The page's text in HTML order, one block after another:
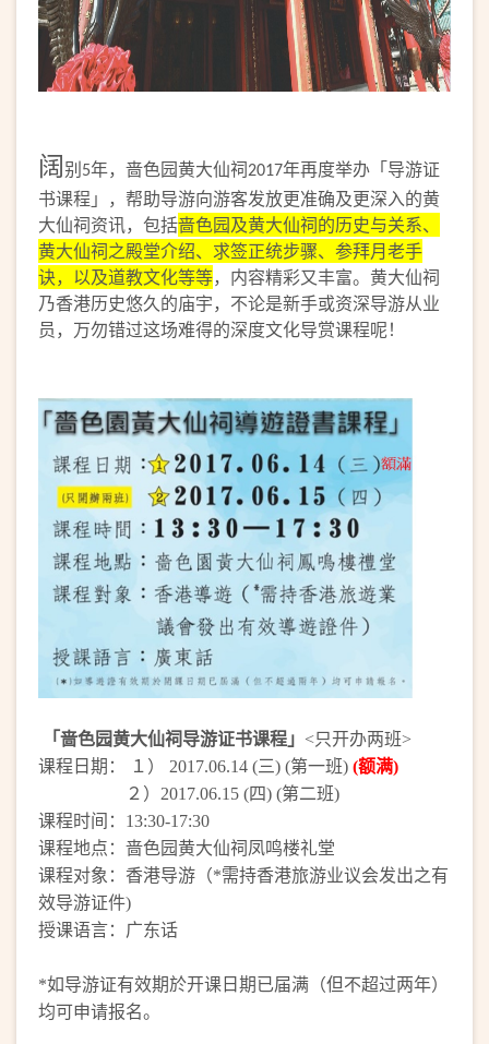
阔别5年，啬色园黄大仙祠2017年再度举办「导游证
书课程」，帮助导游向游客发放更准确及更深入的黄
大仙祠资讯，包括啬色园及黄大仙祠的历史与关系、
黄大仙祠之殿堂介绍、求签正统步骤、参拜月老手
诀，以及道教文化等等，内容精彩又丰富。黄大仙祠
乃香港历史悠久的庙宇，不论是新手或资深导游从业
员，万勿错过这场难得的深度文化导赏课程呢！
「啬色园黄大仙祠导游证书课程」 <只开办两班>
课程日期： １） 2017.06.14 (三) (第一班) (额满)
２）2017.06.15 (四) (第二班)
课程时间：13:30-17:30
课程地点：啬色园黄大仙祠凤鸣楼礼堂
课程对象：香港导游（*需持香港旅游业议会发出之有
效导游证件)
授课语言：广东话
*如导游证有效期於开课日期已届满（但不超过两年）
均可申请报名。